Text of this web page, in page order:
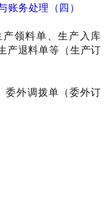
务处理（四）
领料单、生产入库
产退料单等（生产订
委外调拨单 （委外订